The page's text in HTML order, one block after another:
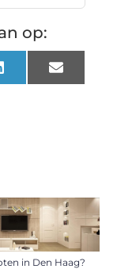
in Den Haag?
op:
LinkedInEmail